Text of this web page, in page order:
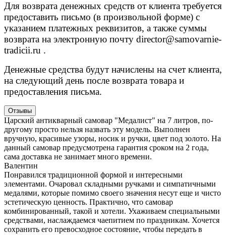
Для возврата денежных средств от клиента требуется
предоставить письмо (в произвольной форме) с
указанием платежных реквизитов, а также суммы
возврата на электронную почту director@samovarnie-
tradicii.ru .
Денежные средства будут начислены на счет клиента,
на следующий день после возврата товара и
предоставления письма.
Отзывы
Царский антикварный самовар "Медалист" на 7 литров, по-
другому просто нельзя назвать эту модель. Выполнен
вручную, красивые узоры, носик и ручки, цвет под золото. На
данный самовар предусмотрена гарантия сроком на 2 года,
сама доставка не занимает много времени.
Валентин
Понравился традиционной формой и интересными
элементами. Очаровал складными ручками и симпатичными
медалями, которые помимо своего значения несут еще и чисто
эстетическую ценность. Практично, что самовар
комбинированный, такой и хотели. Ухаживаем специальными
средствами, наслаждаемся чаепитием по праздникам. Хочется
сохранить его превосходное состояние, чтобы передать в